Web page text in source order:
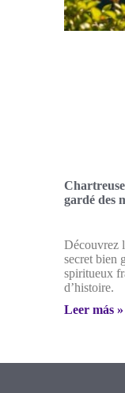
gardé des
Découvrez
secret bien
spiritueux
d’histoire.
Leer más »